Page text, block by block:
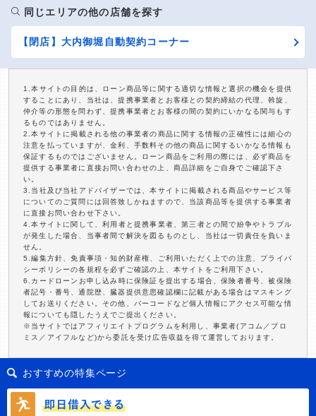
同じエリアの他の店舗を探す
【閉店】大内御堀自動契約コーナー
1.本サイトの目的は、ローン商品等に関する適切な情報と選択の機会を提供
することにあり、当社は、提携事業者とお客様との契約締結の代理、斡旋、
仲介等の形態を問わず、提携事業者とお客様の間の契約にいかなる関与もす
るものではありません。
2.本サイトに掲載される他の事業者の商品に関する情報の正確性には細心の
注意を払っていますが、金利、手数料その他の商品に関するいかなる情報も
保証するものではございません。ローン商品をご利用の際には、必ず商品を
提供する事業者に直接お問い合わせの上、商品詳細をご自身でご確認下さ
い。
3.当社及び当社アドバイザーでは、本サイトに掲載される商品やサービス等
についてのご質問には回答致しかねますので、当該商品等を提供する事業者
に直接お問い合わせ下さい。
4.本サイトに関して、利用者と提携事業者、第三者との間で紛争やトラブル
が発生した場合、当事者間で解決を図るものとし、当社は一切責任を負いま
せん。
5.編集方針、免責事項・知的財産権、ご利用いただく上での注意、プライバ
シーポリシーの各規程を必ずご確認の上、本サイトをご利用下さい。
6.カードローンお申し込み時に保険証を提出する場合、保険者番号、被保険
者記号・番号、通院歴、臓器提供意思確認欄に記載がある場合はマスキング
してお送りください。その他、バーコードなど個人情報にアクセス可能な情
報についても隠したうえでご提出ください。
※当サイトではアフィリエイトプログラムを利用し、事業者(アコム／プロ
ミス／アイフルなど)から委託を受け広告収益を得て運営しております。
おすすめの特集ページ